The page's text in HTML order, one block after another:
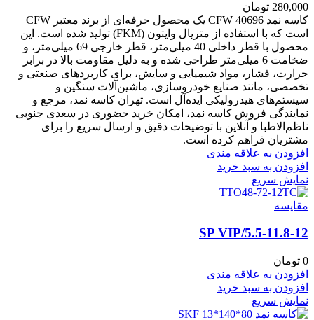
280,000 تومان
کاسه نمد CFW 40696 یک محصول حرفه‌ای از برند معتبر CFW
است که با استفاده از متریال وایتون (FKM) تولید شده است. این
محصول با قطر داخلی 40 میلی‌متر، قطر خارجی 69 میلی‌متر، و
ضخامت 6 میلی‌متر طراحی شده و به دلیل مقاومت بالا در برابر
حرارت، فشار، مواد شیمیایی و سایش، برای کاربردهای صنعتی و
تخصصی، مانند صنایع خودروسازی، ماشین‌آلات سنگین و
سیستم‌های هیدرولیکی ایده‌آل است. تهران کاسه نمد، مرجع و
نمایندگی فروش کاسه نمد، امکان خرید حضوری در سعدی جنوبی
ناظم‌الاطبا و آنلاین با توضیحات دقیق و ارسال سریع را برای
مشتریان فراهم کرده است.
افزودن به علاقه مندی
افزودن به سبد خرید
نمایش سریع
مقايسه
5.5-11.8-12/SP VIP
0 تومان
افزودن به علاقه مندی
افزودن به سبد خرید
نمایش سریع